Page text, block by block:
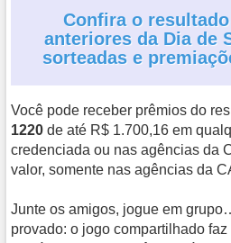
Confira o
anteriores da Dia de
sorteadas e
Você pode receber prêmios do
1220 de até R$ 1.700,16 em
credenciada ou nas agências da
valor, somente nas agências da
Junte os amigos, jogue em
provado: o jogo compartilhado